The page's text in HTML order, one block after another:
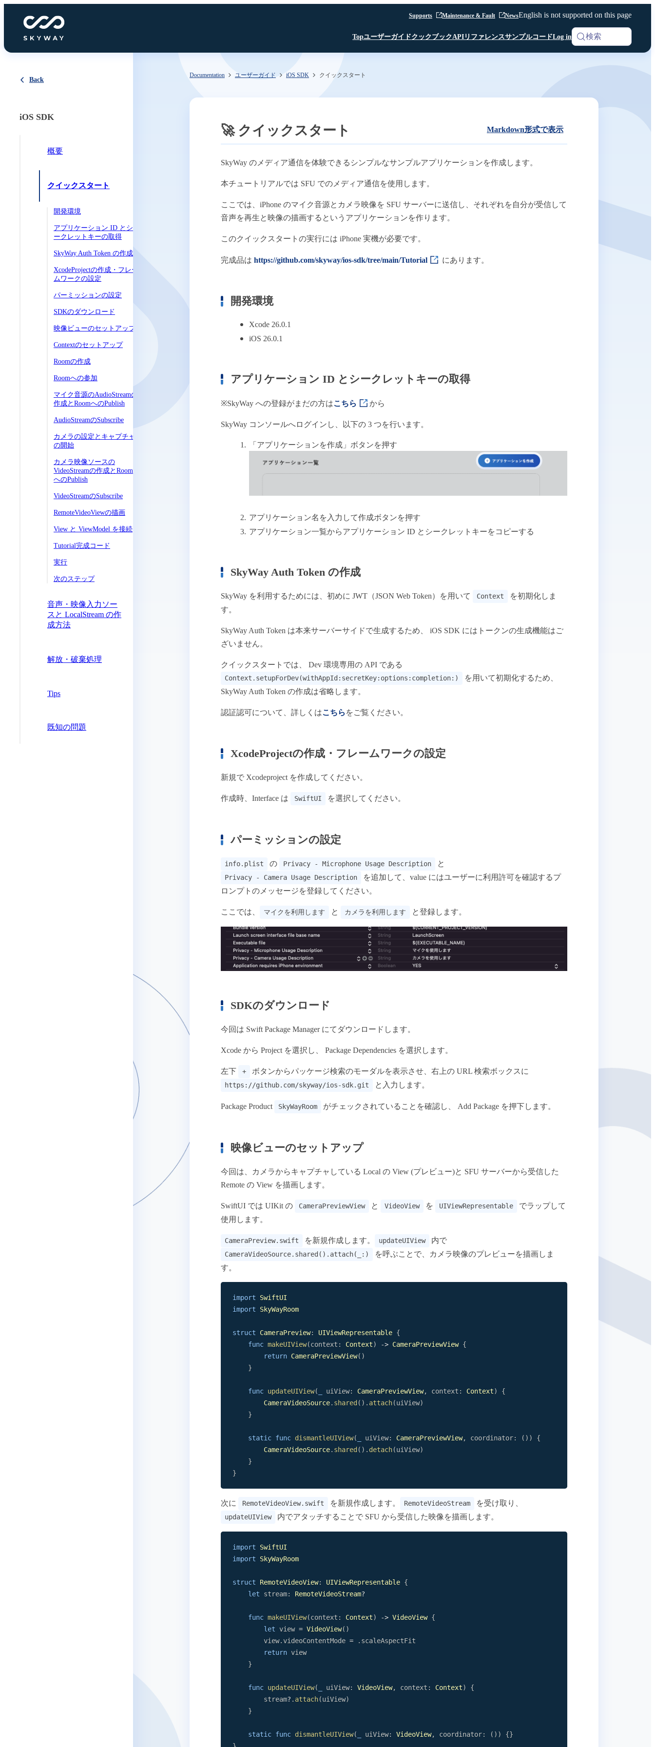
Supports Maintenance & Fault NewsEnglish is not supported on this page
Topユーザーガイド
はじめに 認証・認可
iOS SDK Android SDK
Linux SDK Python SDK β版
録音・録画 AI Noise Canceller
文字起こし β版 SkyWay コンソール その他 共通仕様
クックブック
JavaScript SDK
Room API ／
APIリファレンス
JavaScript SDK
Linux SDK Unity SDK Python SDK β版
Recording API AI Noise Canceller
サンプルコード
JavaScript SDK
Unity SDK Python SDK β版
認証・認可
Log in 検索
Back
iOS SDK
概要
クイックスタート
開発環境
アプリケーション ID とシ
ークレットキーの取得
SkyWay Auth Token の作成
XcodeProjectの作成・フレー
ムワークの設定
パーミッションの設定
SDKのダウンロード
映像ビューのセットアップ
Contextのセットアップ
Roomの作成
Roomへの参加
マイク音源のAudioStreamの
作成とRoomへのPublish
AudioStreamのSubscribe
カメラの設定とキャプチャ
の開始
カメラ映像ソースの
VideoStreamの作成とRoom
へのPublish
VideoStreamのSubscribe
RemoteVideoViewの描画
View と ViewModel を接続
Tutorial完成コード
実行
次のステップ
音声・映像入力ソー
スと LocalStream の作
成方法
解放・破棄処理
Tips
既知の問題
Documentation ユーザーガイド iOS SDK クイックスタート
Markdown形式で表示
🚀 クイックスタート
SkyWay のメディア通信を体験できるシンプルなサンプルアプリケーションを作成します。
本チュートリアルでは SFU でのメディア通信を使用します。
ここでは、iPhone のマイク音源とカメラ映像を SFU サーバーに送信し、それぞれを自分が受信して
音声を再生と映像の描画するというアプリケーションを作ります。
このクイックスタートの実行には iPhone 実機が必要です。
完成品は https://github.com/skyway/ios-sdk/tree/main/Tutorial にあります。
開発環境
Xcode 26.0.1
iOS 26.0.1
アプリケーション ID とシークレットキーの取得
※SkyWay への登録がまだの方はこちら から
SkyWay コンソールへログインし、以下の 3 つを行います。
「アプリケーションを作成」ボタンを押す
アプリケーション名を入力して作成ボタンを押す
アプリケーション一覧からアプリケーション ID とシークレットキーをコピーする
SkyWay Auth Token の作成
SkyWay を利用するためには、初めに JWT（JSON Web Token）を用いて Context
を初期化しま
す。
SkyWay Auth Token は本来サーバーサイドで生成するため、 iOS SDK にはトークンの生成機能はご
ざいません。
クイックスタートでは、 Dev 環境専用の API である
Context.setupForDev(withAppId:secretKey:options:completion:)
を用いて初期化するため、
SkyWay Auth Token の作成は省略します。
認証認可について、詳しくはこちら をご覧ください。
XcodeProjectの作成・フレームワークの設定
新規で Xcodeproject を作成してください。
作成時、Interface は SwiftUI を選択してください。
パーミッションの設定
info.plist の Privacy - Microphone Usage Description と
Privacy - Camera Usage Description
を追加して、value にはユーザーに利用許可を確認するプ
ロンプトのメッセージを登録してください。
ここでは、 マイクを利用します と カメラを利用します と登録します。
SDKのダウンロード
今回は Swift Package Manager にてダウンロードします。
Xcode から Project を選択し、 Package Dependencies を選択します。
左下 + ボタンからパッケージ検索のモーダルを表示させ、右上の URL 検索ボックスに
https://github.com/skyway/ios-sdk.git と入力します。
Package Product SkyWayRoom がチェックされていることを確認し、 Add Package を押下します。
映像ビューのセットアップ
今回は、カメラからキャプチャしている Local の View (プレビュー)と SFU サーバーから受信した
Remote の View を描画します。
SwiftUI では UIKit の CameraPreviewView と VideoView を UIViewRepresentable
でラップして
使用します。
CameraPreview.swift を新規作成します。 updateUIView 内で
CameraVideoSource.shared().attach(_:)
を呼ぶことで、カメラ映像のプレビューを描画しま
す。
import
SwiftUI
import
SkyWayRoom
struct CameraPreview: UIViewRepresentable {
func makeUIView(context : Context) -> CameraPreviewView {
return CameraPreviewView( )
}
func updateUIView( uiView: CameraPreviewView, context : Context)
{
CameraVideoSource. shared ( ) . attach(uiView)
}
static func dismantleUIView( uiView: CameraPreviewView, coordinator: ( ) )
{
CameraVideoSource. shared ( ) . detach(uiView)
}
}
次に RemoteVideoView.swift を新規作成します。 RemoteVideoStream を受け取り、
updateUIView 内でアタッチすることで SFU から受信した映像を描画します。
import
SwiftUI
import
SkyWayRoom
struct RemoteVideoView: UIViewRepresentable {
let stream: RemoteVideoStream?
func makeUIView(context : Context) -> VideoView {
let view = VideoView( )
        view
.videoContentMode = .
return
}
func updateUIView( uiView: VideoView, context : Context)
{
        stream
? . attach(uiView)
}
static func dismantleUIView( uiView: VideoView, coordinator: ( ) ) {}